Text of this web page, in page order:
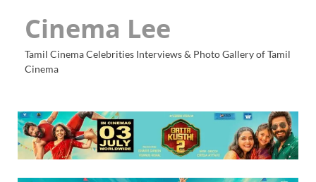
Cinema Lee
Tamil Cinema Celebrities Interviews & Photo Gallery of Tamil
Cinema